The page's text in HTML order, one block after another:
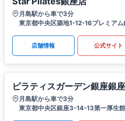
月島駅から車で3分
東京都中央区築地1-12-16プレミア
店舗情報 公式サイト
ピラティスガーデン銀座銀
月島駅から車で3分
東京都中央区銀座3-14-13第一厚生